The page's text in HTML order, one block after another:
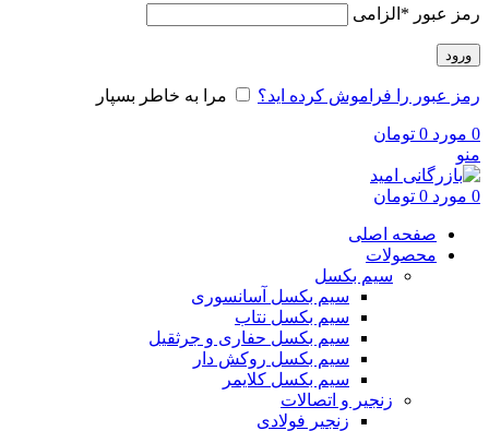
رمز عبور * الزامی
ورود
رمز عبور را فراموش کرده اید؟ مرا به خاطر بسپار
0 مورد 0 تومان
منو
0 مورد 0 تومان
صفحه اصلی
محصولات
سیم بکسل
سیم بکسل آسانسوری
سیم بکسل نتاب
سیم بکسل حفاری و جرثقیل
سیم بکسل روکش دار
سیم بکسل کلایمر
زنجیر و اتصالات
زنجیر فولادی